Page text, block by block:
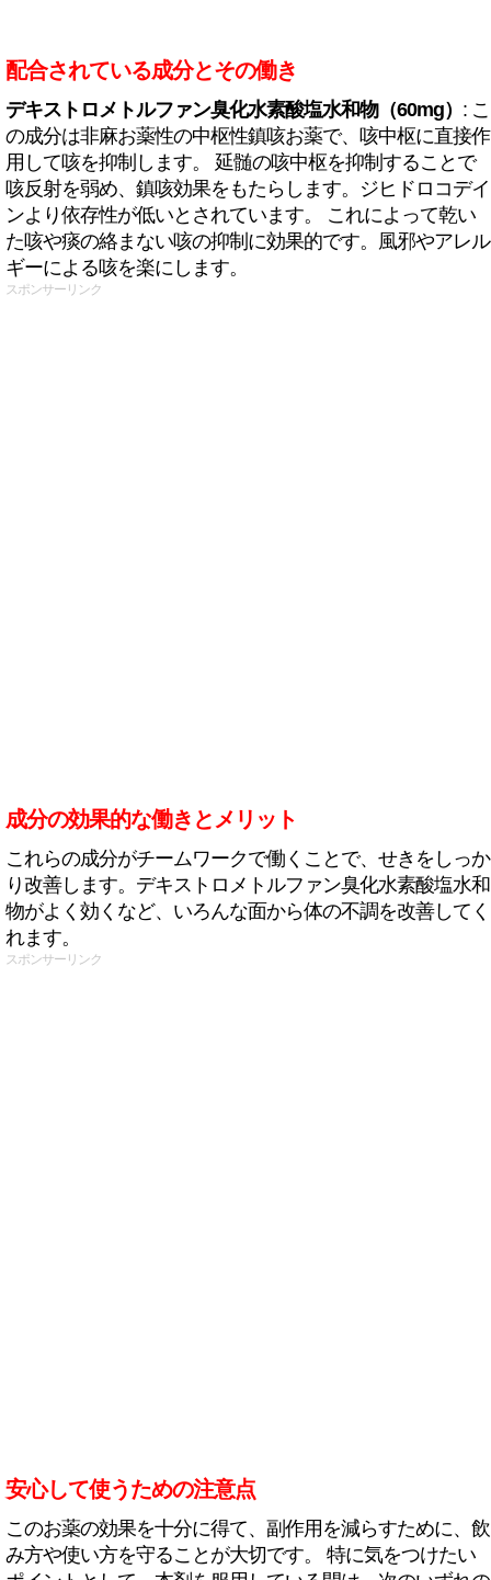
配合されている成分とその働き
デキストロメトルファン臭化水素酸塩水和物（60mg） : こ
の成分は非麻お薬性の中枢性鎮咳お薬で、咳中枢に直接作
用して咳を抑制します。 延髄の咳中枢を抑制することで
咳反射を弱め、鎮咳効果をもたらします。ジヒドロコデイ
ンより依存性が低いとされています。 これによって乾い
た咳や痰の絡まない咳の抑制に効果的です。風邪やアレル
ギーによる咳を楽にします。
スポンサーリンク
成分の効果的な働きとメリット
これらの成分がチームワークで働くことで、せきをしっか
り改善します。デキストロメトルファン臭化水素酸塩水和
物がよく効くなど、いろんな面から体の不調を改善してく
れます。
スポンサーリンク
安心して使うための注意点
このお薬の効果を十分に得て、副作用を減らすために、飲
み方や使い方を守ることが大切です。 特に気をつけたい